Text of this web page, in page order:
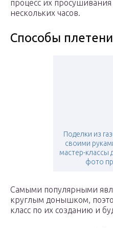
процесс их
нескольких часов.
Способы
Поделки из
своими
мастер-классы
фото
Самыми популярными
круглым донышком,
класс по их созданию и